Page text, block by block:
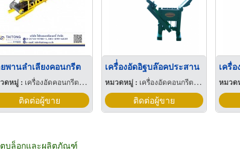
พานลำเลียงคอนกรีต
ดหมู่ : เครื่องอัดคอนกรีตบล็อกและผลิตภัณฑ์
ติดต่อผู้ขาย
เครื่่องอัดอิฐบล๊อคประสาน
หมวดหมู่ : เครื่องอัดคอนกรีตบล็อกและผลิตภัณฑ์
ติดต่อผู้ขาย
เครื่
หมวด
ตบล็อกและผลิตภัณฑ์